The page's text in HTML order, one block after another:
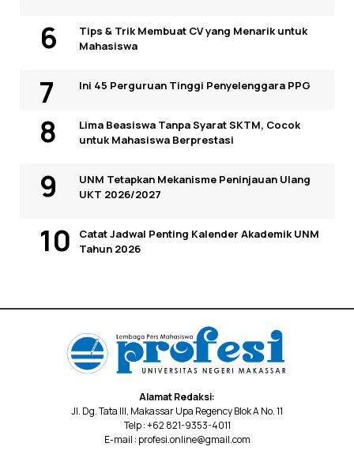
Tips & Trik Membuat CV yang Menarik untuk
Mahasiswa
Ini 45 Perguruan Tinggi Penyelenggara PPG
Lima Beasiswa Tanpa Syarat SKTM, Cocok
untuk Mahasiswa Berprestasi
UNM Tetapkan Mekanisme Peninjauan Ulang
UKT 2026/2027
Catat Jadwal Penting Kalender Akademik UNM
Tahun 2026
Alamat Redaksi:
Jl. Dg. Tata III, Makassar Upa Regency Blok A No. 11
Telp : +62 821-9353-4011
E-mail : profesi.online@gmail.com